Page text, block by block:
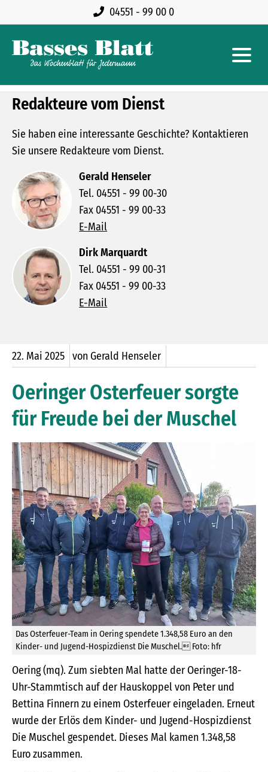
04551 - 99 00 0
Redakteure vom Dienst
Sie haben eine interessante Geschichte? Kontaktieren
Sie unsere Redakteure vom Dienst.
Gerald Henseler
Tel. 04551 - 99 00-30
Fax 04551 - 99 00-33
E-Mail
Dirk Marquardt
Tel. 04551 - 99 00-31
Fax 04551 - 99 00-33
E-Mail
22. Mai 2025 von Gerald Henseler
Oeringer Osterfeuer sorgte
für Freude bei der Muschel
Das Osterfeuer-Team in Oering spendete 1.348,58 Euro an den
Kinder- und Jugend-Hospizdienst Die Muschel. Foto: hfr
Oering (mq). Zum siebten Mal hatte der Oeringer-18-
Uhr-Stammtisch auf der Hauskoppel von Peter und
Bettina Finnern zu einem Osterfeuer eingeladen. Erneut
wurde der Erlös dem Kinder- und Jugend-Hospizdienst
Die Muschel gespendet. Dieses Mal kamen 1.348,58
Euro zusammen.